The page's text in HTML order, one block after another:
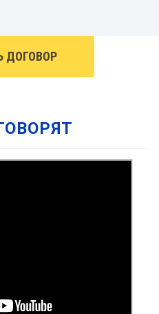
ДОГОВОР